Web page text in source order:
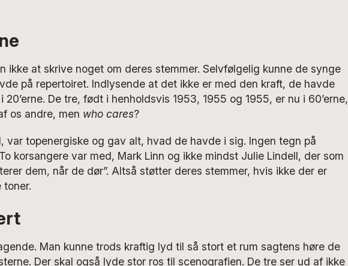
ikke at skrive noget om deres stemmer. Selvfølgelig kunne de synge
på repertoiret. Indlysende at det ikke er med den kraft, de havde
De tre, født i henholdsvis 1953, 1955 og 1955, er nu i 60’erne,
os andre, men who cares?
var topenergiske og gav alt, hvad de havde i sig. Ingen tegn på
korsangere var med, Mark Linn og ikke mindst Julie Lindell, der som
dem, når de dør”. Altså støtter deres stemmer, hvis ikke der er
Man kunne trods kraftig lyd til så stort et rum sagtens høre de
Der skal også lyde stor ros til scenografien. De tre ser ud af ikke